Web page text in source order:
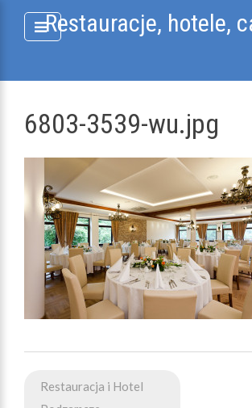
Restauracje, hotele,
6803-3539-wu.jpg
Nawigacja
Restauracja i Hotel